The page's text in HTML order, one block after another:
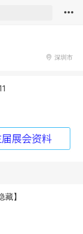
深圳市
】